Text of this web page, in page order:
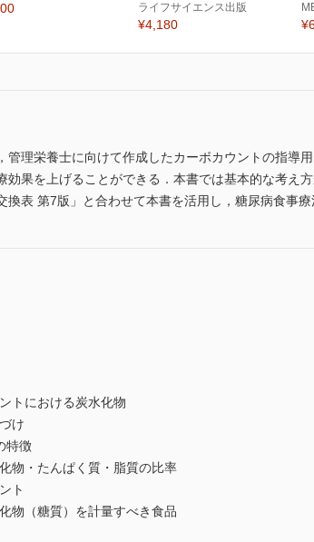
ライフサイエンス出版
¥4,180
管理栄養士に向けて作成したカーボカウントの指導
効果を上げることができる．本書では基本的な考え
表 第7版」と合わせて本書を活用し，糖尿病食事療
における炭水化物
け
特徴
・たんぱく質・脂質の比率
ト
（糖質）を計量すべき食品